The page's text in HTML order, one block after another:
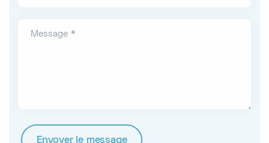
Message *